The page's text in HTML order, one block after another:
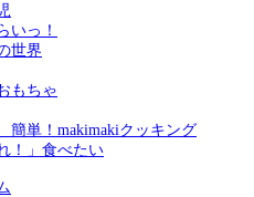
いっ！
世界
もちゃ
簡単！makimakiクッキング
！」食べたい